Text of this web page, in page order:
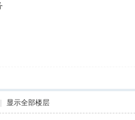
显示全部楼层